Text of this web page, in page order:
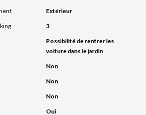
Extérieur
3
Possibilité de rentrer les
voiture dans le jardin
Non
Non
Non
Oui